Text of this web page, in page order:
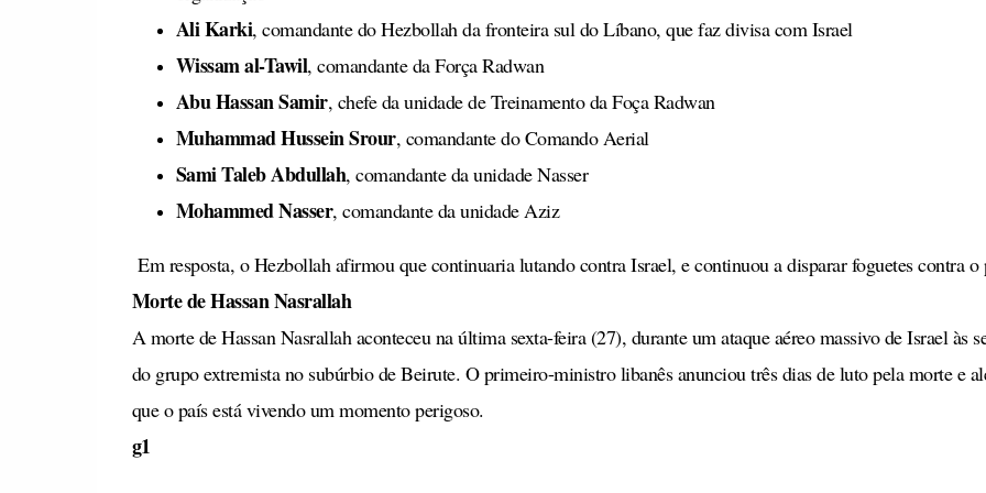
Ali Karki, comandante do Hezbollah da fronteira sul do Líbano, que faz divisa com Israel
Wissam al-Tawil, comandante da Força Radwan
Abu Hassan Samir, chefe da unidade de Treinamento da Foça Radwan
Muhammad Hussein Srour, comandante do Comando Aerial
Sami Taleb Abdullah, comandante da unidade Nasser
Mohammed Nasser, comandante da unidade Aziz
Em resposta, o Hezbollah afirmou que continuaria lutando contra Israel, e continuou a disparar foguetes contra o
Morte de Hassan Nasrallah
A morte de Hassan Nasrallah aconteceu na última sexta-feira (27), durante um ataque aéreo massivo de Israel às
do grupo extremista no subúrbio de Beirute. O primeiro-ministro libanês anunciou três dias de luto pela morte e
que o país está vivendo um momento perigoso.
g1